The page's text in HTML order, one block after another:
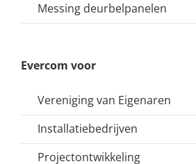
Messing deurbelpanelen
Evercom voor
Vereniging van Eigenaren
Installatiebedrijven
Projectontwikkeling